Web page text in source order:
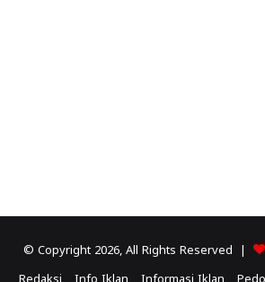
© Copyright 2026, All Rights Reserved |
Redaksi Info Iklan Informasi Iklan